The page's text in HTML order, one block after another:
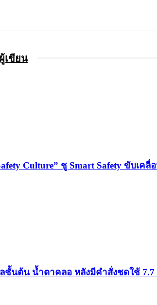
เขียน
Culture” ชู Smart Safety ขับเคลื่
ชั้นต้น น้ำตาคลอ หลังมีคำสั่งชดใช้